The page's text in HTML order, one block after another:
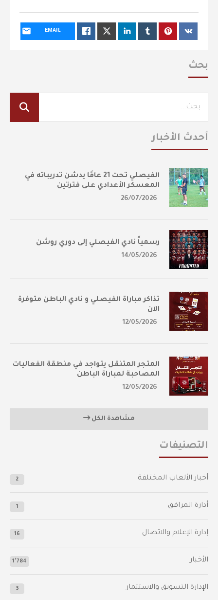
EMAIL
بحث
أحدث الأخبار
الفيصلي تحت 21 عامًا يدشن تدريباته في
المعسكر الأعدادي على فترتين
26/07/2026
رسمياً نادي الفيصلي إلى دوري روشن
14/05/2026
تذاكر مباراة الفيصلي و نادي الباطن متوفرة
الآن
12/05/2026
المتجر المتنقل يتواجد في منطقة الفعاليات
المصاحبة لمباراة الباطن
12/05/2026
مشاهدة الكل
التصنيفات
أخبار الألعاب المختلفة 2
أدارة المرافق 1
إدارة الإعلام والاتصال 16
الأخبار 1٬784
الإدارة التسويق والاستثمار 3